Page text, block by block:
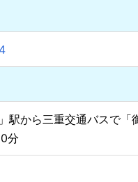
駅から三重交通バスで「
分